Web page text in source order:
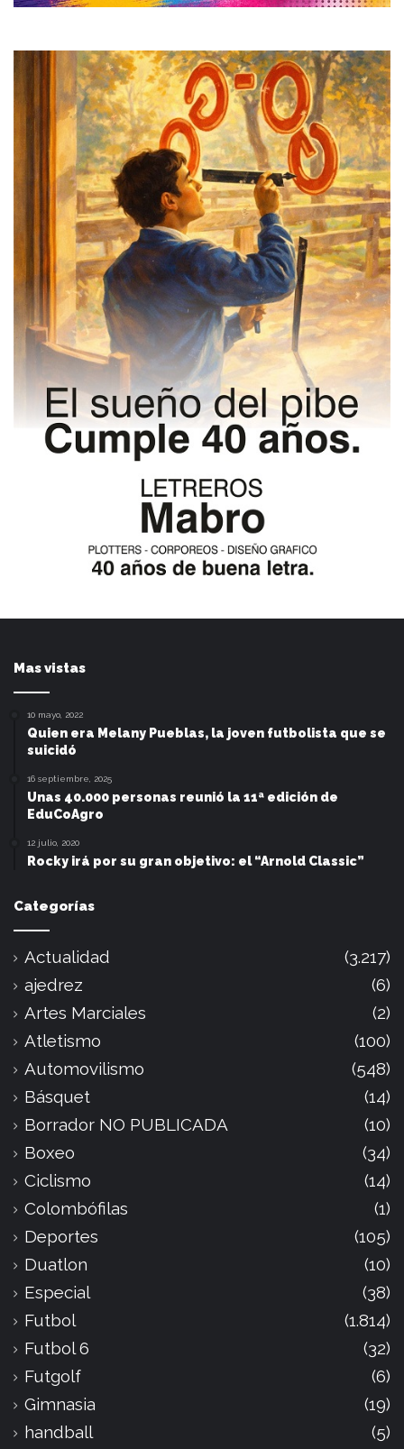
Mas vistas
10 mayo, 2022
Quien era Melany Pueblas, la joven futbolista que se
suicidó
16 septiembre, 2025
Unas 40.000 personas reunió la 11ª edición de
EduCoAgro
12 julio, 2020
Rocky irá por su gran objetivo: el “Arnold Classic”
Categorías
Actualidad
(3.217)
ajedrez
(6)
Artes Marciales
(2)
Atletismo
(100)
Automovilismo
(548)
Básquet
(14)
Borrador NO PUBLICADA
(10)
Boxeo
(34)
Ciclismo
(14)
Colombófilas
(1)
Deportes
(105)
Duatlon
(10)
Especial
(38)
Futbol
(1.814)
Futbol 6
(32)
Futgolf
(6)
Gimnasia
(19)
handball
(5)